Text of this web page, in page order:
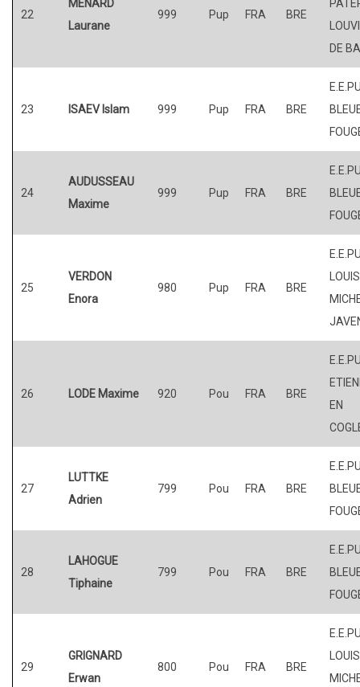
22
MENARD
Laurane
999 Pup FRA BRE
DE
23 ISAEV Islam 999 Pup FRA BRE
24
AUDUSSEAU
Maxime
999 Pup FRA BRE
25
VERDON
Enora
980 Pup FRA BRE
26 LODE Maxime 920 Pou FRA BRE
EN
27
LUTTKE
Adrien
799 Pou FRA BRE
28
LAHOGUE
Tiphaine
799 Pou FRA BRE
29
GRIGNARD
Erwan
800 Pou FRA BRE